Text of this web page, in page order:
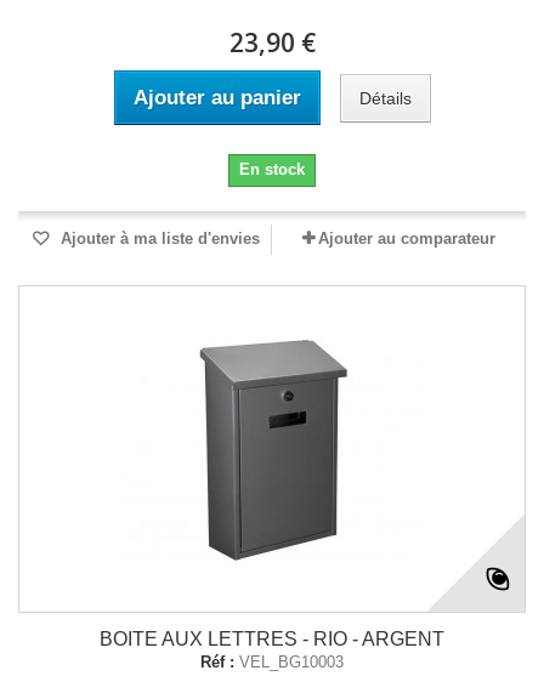
23,90 €
Ajouter au panier Détails
En stock
Ajouter à ma liste d'envies Ajouter au comparateur
BOITE AUX LETTRES - RIO - ARGENT
Réf : VEL_BG10003